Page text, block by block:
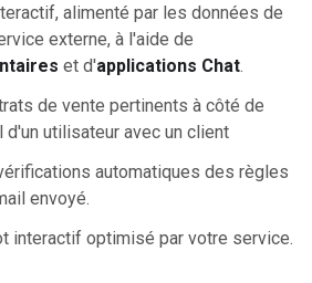
alimenté par les données de
externe, à l'aide de
et d'applications Chat.
de vente pertinents à côté de
utilisateur avec un client
automatiques des règles
envoyé.
interactif optimisé par votre service.